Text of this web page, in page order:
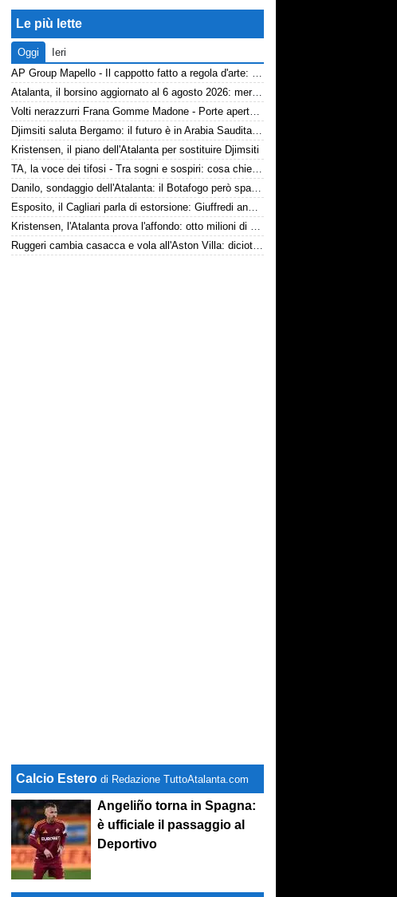
Le più lette
Oggi
Ieri
AP Group Mapello - Il cappotto fatto a regola d'arte: qualità certificata ICMQ
Atalanta, il borsino aggiornato al 6 agosto 2026: mercato in entrata ancora in stand-by. Si lavora sulle cessioni
Volti nerazzurri Frana Gomme Madone - Porte aperte alla New Balance Arena: i volti dei tifosi della Dea
Djimsiti saluta Bergamo: il futuro è in Arabia Saudita! Tre milioni e firma biennale
Kristensen, il piano dell'Atalanta per sostituire Djimsiti
TA, la voce dei tifosi - Tra sogni e sospiri: cosa chiedono davvero i tifosi dell'Atalanta
Danilo, sondaggio dell'Atalanta: il Botafogo però spara alto
Esposito, il Cagliari parla di estorsione: Giuffredi annuncia denuncia
Kristensen, l'Atalanta prova l'affondo: otto milioni di distanza
Ruggeri cambia casacca e vola all'Aston Villa: diciotto milioni più bonus
Calcio Estero di Redazione TuttoAtalanta.com
Angeliño torna in Spagna:
è ufficiale il passaggio al
Deportivo